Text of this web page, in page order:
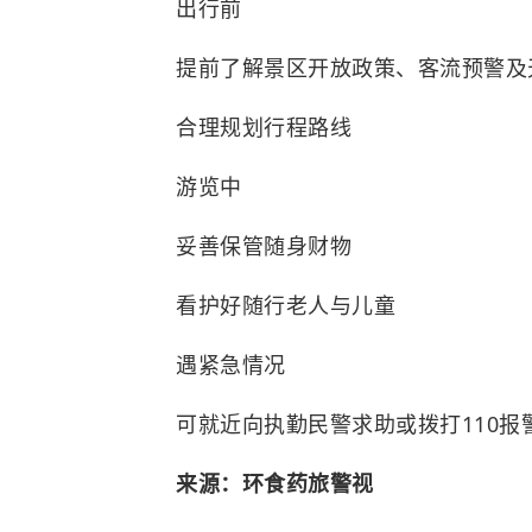
出行前
提前了解景区开放政策、客流预警
合理规划行程路线
游览中
妥善保管随身财物
看护好随行老人与儿童
遇紧急情况
可就近向执勤民警求助或拨打110报
来源：环食药旅警视